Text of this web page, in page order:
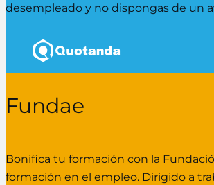
desempleado y no dispongas de un
Fundae
Bonifica tu formación con la
formación en el empleo. Dirigido a